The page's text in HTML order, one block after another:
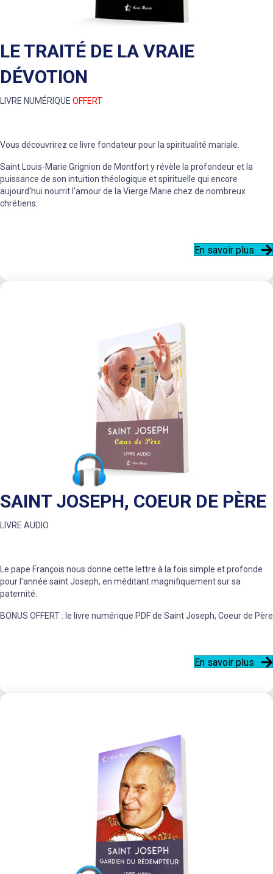
LE TRAITÉ DE LA VRAIE
DÉVOTION
LIVRE NUMÉRIQUE OFFERT
Vous découvrirez ce livre fondateur pour la spiritualité mariale.
Saint Louis-Marie Grignion de Montfort y révèle la profondeur et la
puissance de son intuition théologique et spirituelle qui encore
aujourd'hui nourrit l'amour de la Vierge Marie chez de nombreux
chrétiens.
En savoir plus
SAINT JOSEPH, COEUR DE PÈRE
LIVRE AUDIO
Le pape François nous donne cette lettre à la fois simple et profonde
pour l'année saint Joseph, en méditant magnifiquement sur sa
paternité.
BONUS OFFERT : le livre numérique PDF de Saint Joseph, Coeur de Père
En savoir plus